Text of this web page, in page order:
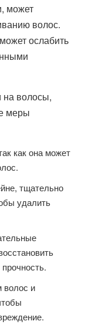
может
волос.
ослабить
на волосы,
меры
как она может
тщательно
удалить
волос и